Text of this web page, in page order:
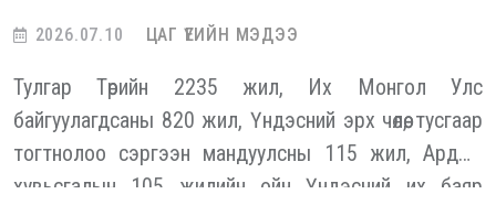
2026.07.10 ЦАГ ҮЕИЙН МЭДЭЭ
Тулгар Төрийн 2235 жил, Их Монгол Улс
байгуулагдсаны 820 жил, Үндэсний эрх чөлөө, тусгаар
тогтнолоо сэргээн мандуулсны 115 жил, Ардын
хувьсгалын 105 жилийн ойн Үндэсний их баяр